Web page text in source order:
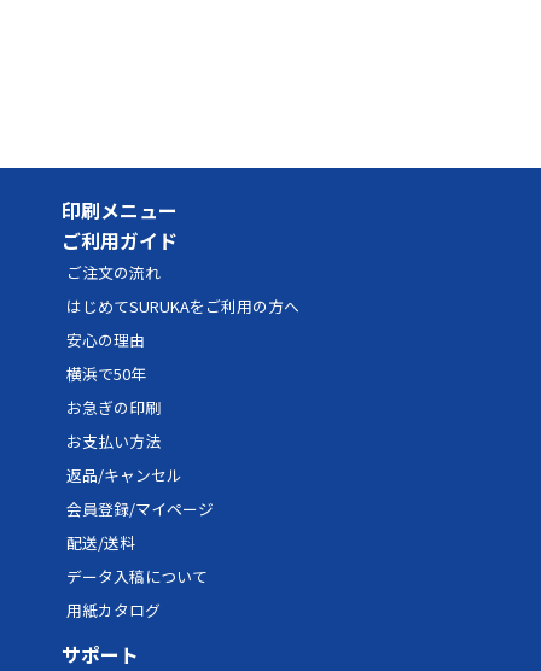
印刷メニュー
ご利用ガイド
ご注文の流れ
はじめてSURUKAをご利用の方へ
安心の理由
横浜で50年
お急ぎの印刷
お支払い方法
返品/キャンセル
会員登録/マイページ
配送/送料
データ入稿について
用紙カタログ
サポート